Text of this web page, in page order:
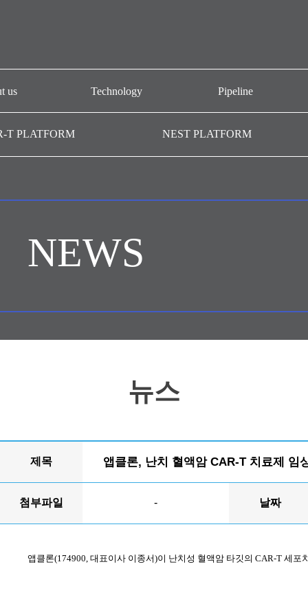
us
관
Technology Pipeline
AM201
T PLATFORM NEST PLATFORM
NEWS
뉴스
제목 앱클론, 난치 혈액암 CAR-T 치료제 임
첨부파일 - 날짜
앱클론(174900, 대표이사 이종서)이 난치성 혈액암 타깃의 CAR-T 세포